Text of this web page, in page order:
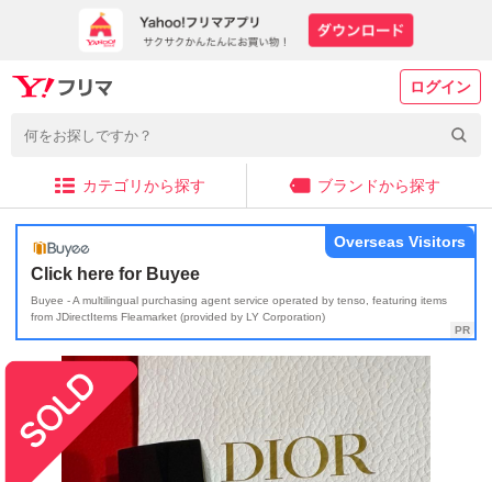
ログイン
カテゴリから探す ブランドから探す
Click here for Buyee
Buyee - A multilingual purchasing agent service operated by tenso, featuring items
from JDirectItems Fleamarket (provided by LY Corporation)
Overseas Visitors